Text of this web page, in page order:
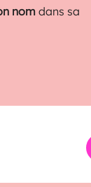
nom dans sa